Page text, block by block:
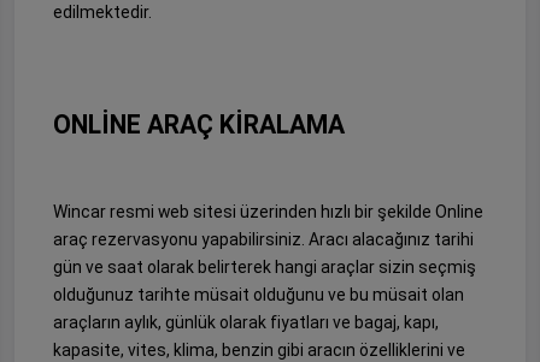
edilmektedir.
ONLİNE ARAÇ KİRALAMA
Wincar resmi web sitesi üzerinden hızlı bir şekilde Online
araç rezervasyonu yapabilirsiniz. Aracı alacağınız tarihi
gün ve saat olarak belirterek hangi araçlar sizin seçmiş
olduğunuz tarihte müsait olduğunu ve bu müsait olan
araçların aylık, günlük olarak fiyatları ve bagaj, kapı,
kapasite, vites, klima, benzin gibi aracın özelliklerini ve